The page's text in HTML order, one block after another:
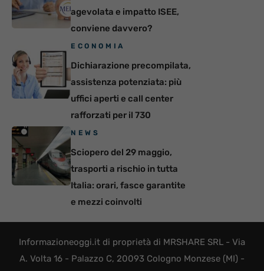
agevolata e impatto ISEE,
conviene davvero?
ECONOMIA
Dichiarazione precompilata,
assistenza potenziata: più
uffici aperti e call center
rafforzati per il 730
NEWS
Sciopero del 29 maggio,
trasporti a rischio in tutta
Italia: orari, fasce garantite
e mezzi coinvolti
Informazioneoggi.it di proprietà di MRSHARE SRL - Via
A. Volta 16 - Palazzo C, 20093 Cologno Monzese (MI) -